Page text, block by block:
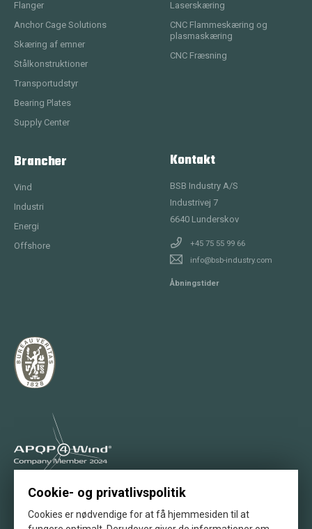
Flanger
Anchor Cage Solutions
Skæring af emner
Stålkonstruktioner
Transportudstyr
Bearing Plates
Supply Center
Laserskæring
CNC Flammeskæring og
plasmaskæring
CNC Fræsning
Brancher
Vind
Industri
Energi
Offshore
Kontakt
BSB Industry A/S
Industrivej 7
6640 Lunderskov
+45 75 55 99 66
info@bsb-industry.com
Åbningstider
Stolt medlem af APQP4Wind
Cookie- og privatlivspolitik
Cookies er nødvendige for at få hjemmesiden til at